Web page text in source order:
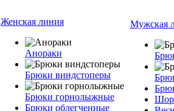
Женская линия
Анораки
Брюки виндстоперы
Брюки горнолыжные
Брюки облегченные
Мужская